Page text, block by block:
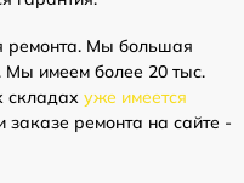
ремонта. Мы большая
Мы имеем более 20 тыс.
складах уже имеется
заказе ремонта на сайте -